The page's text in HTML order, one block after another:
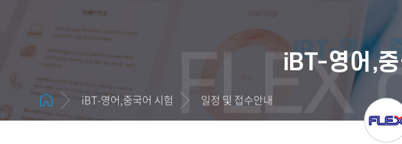
iBT-영어,
FLEX
iBT-영어,중국어 시험 일정 및 접수안내